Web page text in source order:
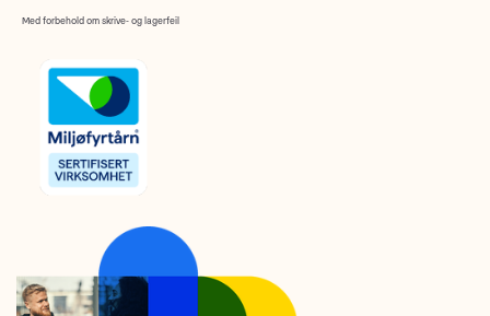
Med forbehold om skrive- og lagerfeil